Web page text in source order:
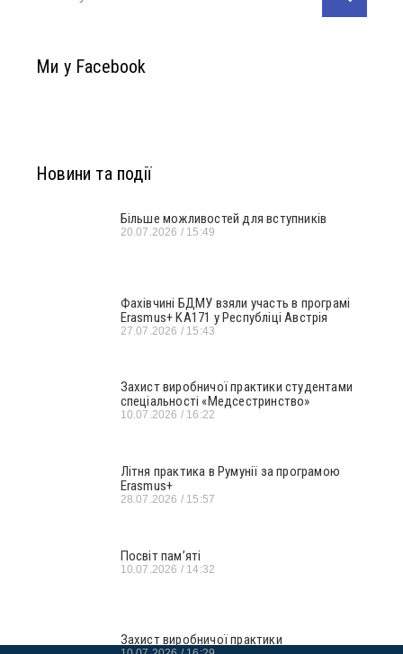
Ми у Facebook
Новини та події
Більше можливостей для вступників
20.07.2026 15:49
Фахівчині БДМУ взяли участь в програмі
Erasmus+ KA171 у Республіці Австрія
27.07.2026 15:43
Захист виробничої практики студентами
спеціальності «Медсестринство»
10.07.2026 16:22
Літня практика в Румунії за програмою
Erasmus+
28.07.2026 15:57
Посвіт пам’яті
10.07.2026 14:32
Захист виробничої практики